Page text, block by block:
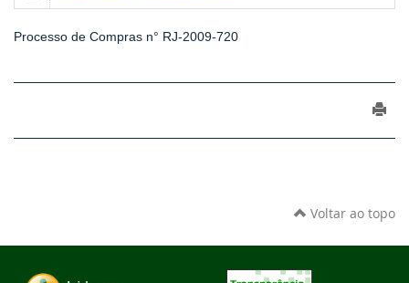
Processo de Compras n° RJ-2009-720
Voltar ao topo